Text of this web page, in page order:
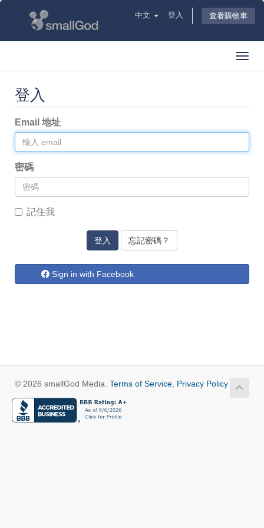
中文 登入 查看購物車
登入
Email 地址
密碼
記住我
忘記密碼？
Sign in with Facebook
© 2026 smallGod Media. Terms of Service Privacy Policy